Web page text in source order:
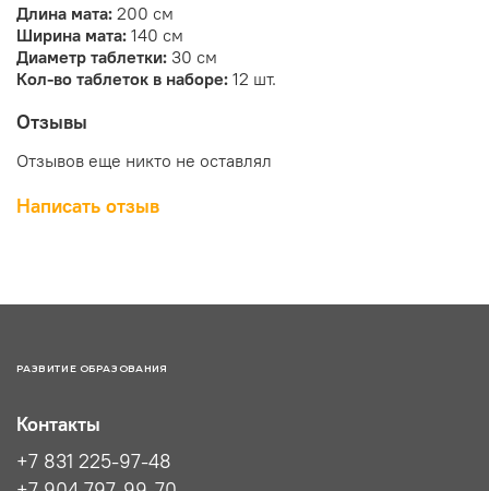
Длина мата: 200 см
Ширина мата: 140 см
Диаметр таблетки: 30 см
Кол-во таблеток в наборе: 12 шт.
Отзывы
Отзывов еще никто не оставлял
Написать отзыв
РАЗВИТИЕ ОБРАЗОВАНИЯ
Контакты
+7 831 225-97-48